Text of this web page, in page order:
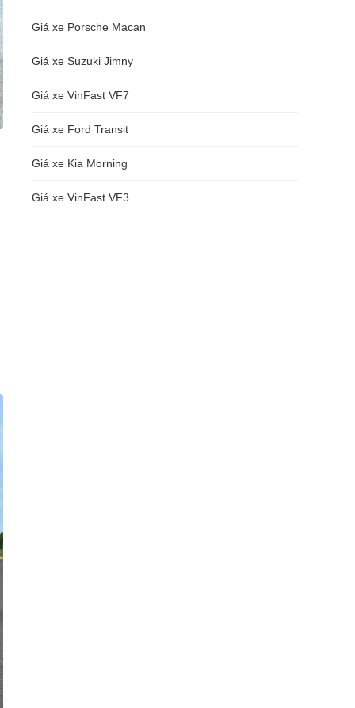
Giá xe Porsche Macan
Giá xe Suzuki Jimny
Giá xe VinFast VF7
Giá xe Ford Transit
Giá xe Kia Morning
Giá xe VinFast VF3